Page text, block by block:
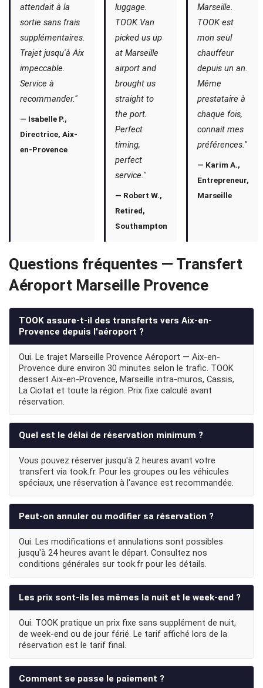
attendait à la
sortie sans frais
supplémentaires.
Trajet jusqu'à Aix
impeccable.
Service à
recommander."
— Isabelle P.,
Directrice, Aix-
en-Provence
luggage.
TOOK Van
picked us up
at Marseille
airport and
brought us
straight to
the port.
Perfect
timing,
perfect
service."
— Robert W.,
Retired,
Southampton
Marseille.
TOOK est
mon seul
chauffeur
depuis un an.
Même
prestataire à
chaque fois,
connait mes
préférences."
— Karim A.,
Entrepreneur,
Marseille
Questions fréquentes — Transfert
Aéroport Marseille Provence
TOOK assure-t-il des transferts vers Aix-en-
Provence depuis l'aéroport ?
Oui. Le trajet Marseille Provence Aéroport — Aix-en-
Provence dure environ 30 minutes selon le trafic. TOOK
dessert Aix-en-Provence, Marseille intra-muros, Cassis,
La Ciotat et toute la région. Prix fixe calculé avant
réservation.
Quel est le délai de réservation minimum ?
Vous pouvez réserver jusqu'à 2 heures avant votre
transfert via took.fr. Pour les groupes ou les véhicules
spéciaux, une réservation à l'avance est recommandée.
Peut-on annuler ou modifier sa réservation ?
Oui. Les modifications et annulations sont possibles
jusqu'à 24 heures avant le départ. Consultez nos
conditions générales sur took.fr pour les détails.
Les prix sont-ils les mêmes la nuit et le week-end ?
Oui. TOOK pratique un prix fixe sans supplément de nuit,
de week-end ou de jour férié. Le tarif affiché lors de la
réservation est le tarif final.
Comment se passe le paiement ?